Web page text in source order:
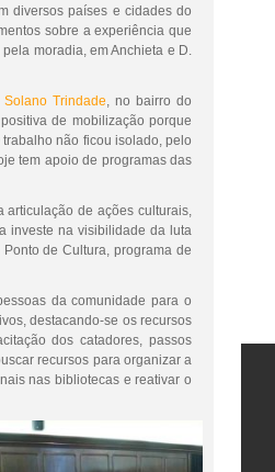
diversos países e cidades do
sobre a experiência que
moradia, em Anchieta e D.
Trindade, no bairro do
de mobilização porque
não ficou isolado, pelo
tem apoio de programas das
articulação de ações culturais,
investe na visibilidade da luta
de Cultura, programa de
da comunidade para o
destacando-se os recursos
dos catadores, passos
recursos para organizar a
nas bibliotecas e reativar o